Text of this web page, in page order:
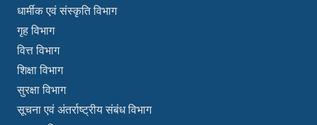
धार्मीक एवं संस्कृति विभाग
गृह विभाग
वित्त विभाग
शिक्षा विभाग
सुरक्षा विभाग
सूचना एवं अंतर्राष्ट्रीय संबंध विभाग